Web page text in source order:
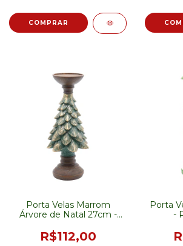
Porta Velas Marrom
Árvore de Natal 27cm -
R$112,00
Porta
-